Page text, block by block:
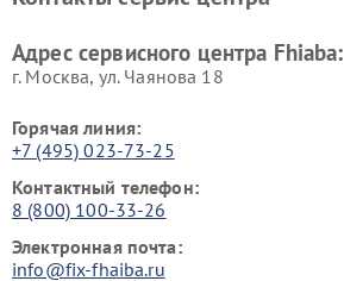
Адрес сервисного центра Fhiaba:
г. Москва, ул. Чаянова 18
Горячая линия:
+7 (495) 023-73-25
Контактный телефон:
8 (800) 100-33-26
Электронная почта:
info@fix-fhaiba.ru